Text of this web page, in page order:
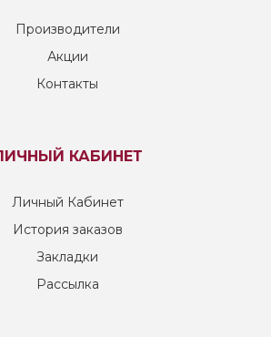
Производители
Акции
Контакты
КАБИНЕТ
Личный Кабинет
История заказов
Закладки
Рассылка